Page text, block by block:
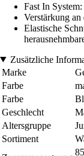
Fast In
Verstärkung an
Elastische
Zusätzliche
Marke
Farbe
Farbe
Geschlecht
Altersgruppe
Sortiment